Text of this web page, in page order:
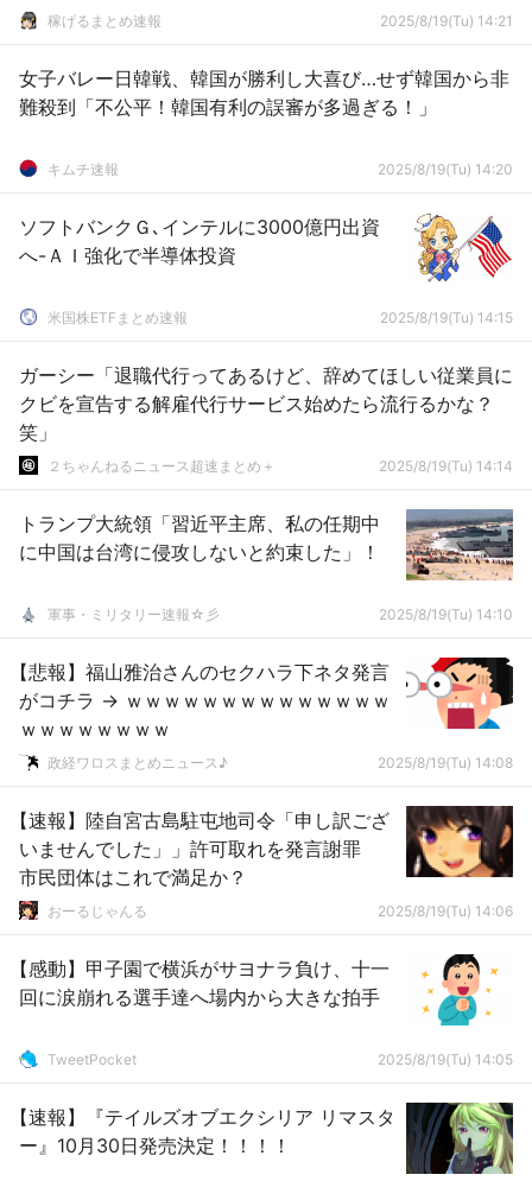
で」稼げるまとめ速報 2025/8/19(Tu) 14:21
女子バレー日韓戦、韓国が勝利し大喜び…せず韓国から非
難殺到「不公平！韓国有利の誤審が多過ぎる！」
キムチ速報 2025/8/19(Tu) 14:20
ソフトバンクＧ､インテルに3000億円出資
へ-ＡＩ強化で半導体投資
米国株ETFまとめ速報 2025/8/19(Tu) 14:15
ガーシー「退職代行ってあるけど、辞めてほしい従業員に
クビを宣告する解雇代行サービス始めたら流行るかな？
笑」
２ちゃんねるニュース超速まとめ＋ 2025/8/19(Tu) 14:14
トランプ大統領「習近平主席、私の任期中
に中国は台湾に侵攻しないと約束した」！
軍事・ミリタリー速報☆彡 2025/8/19(Tu) 14:10
【悲報】福山雅治さんのセクハラ下ネタ発言
がコチラ → ｗｗｗｗｗｗｗｗｗｗｗｗｗｗ
ｗｗｗｗｗｗｗｗ
政経ワロスまとめニュース♪ 2025/8/19(Tu) 14:08
【速報】陸自宮古島駐屯地司令「申し訳ござ
いませんでした」」許可取れを発言謝罪
市民団体はこれで満足か？
おーるじゃんる 2025/8/19(Tu) 14:06
【感動】甲子園で横浜がサヨナラ負け、十一
回に涙崩れる選手達へ場内から大きな拍手
TweetPocket 2025/8/19(Tu) 14:05
【速報】『テイルズオブエクシリア リマスタ
ー』10月30日発売決定！！！！